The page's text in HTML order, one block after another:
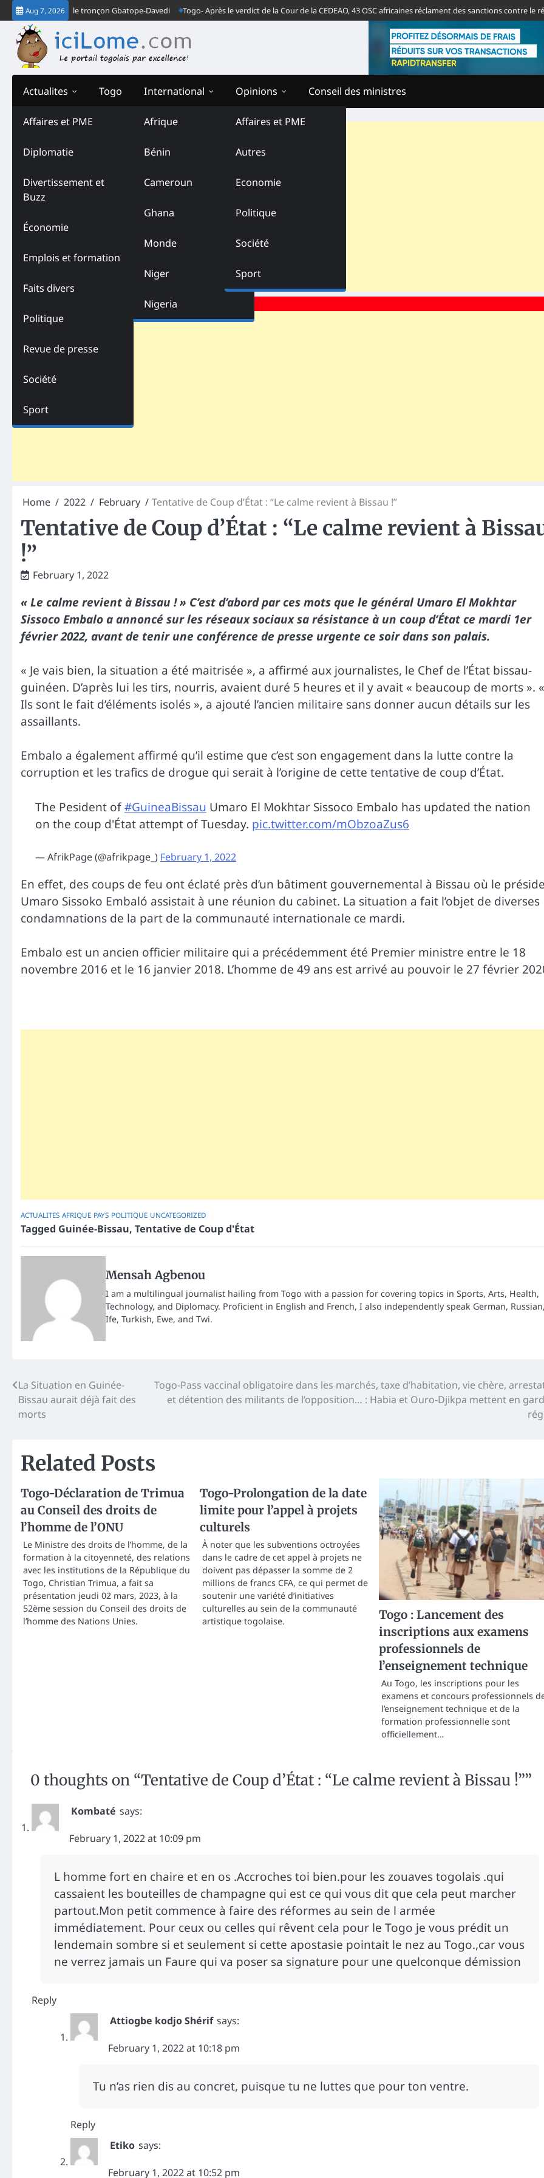
Skip
to
content
Aug 7, 2026
la loi sur le tronçon Gbatope-Davedi Togo- Après le verdict de la Cour de la CEDEAO, 43 OSC africaines réclament des sanctions contre le régime
Actualites
Affaires et PME
Diplomatie
Divertissement et
Buzz
Économie
Emplois et formation
Faits divers
Politique
Revue de presse
Société
Sport
Togo International
Afrique
Bénin
Cameroun
Ghana
Monde
Niger
Nigeria
Opinions
Affaires et PME
Autres
Economie
Politique
Société
Sport
Conseil des ministres
Home 2022 February Tentative de Coup d’État : “Le calme revient à Bissau !”
Tentative de Coup d’État : “Le calme revient à
!”
February 1, 2022
« Le calme revient à Bissau ! » C’est d’abord par ces mots que le général Umaro El Mokhtar
Sissoco Embalo a annoncé sur les réseaux sociaux sa résistance à un coup d’État ce mardi 1er
février 2022, avant de tenir une conférence de presse urgente ce soir dans son palais.
« Je vais bien, la situation a été maitrisée », a affirmé aux journalistes, le Chef de l’État bissau-
guinéen. D’après lui les tirs, nourris, avaient duré 5 heures et il y avait « beaucoup de morts ». «
Ils sont le fait d’éléments isolés », a ajouté l’ancien militaire sans donner aucun détails sur les
assaillants.
Embalo a également affirmé qu’il estime que c’est son engagement dans la lutte contre la
corruption et les trafics de drogue qui serait à l’origine de cette tentative de coup d’État.
The Pesident of#GuineaBissau Umaro El Mokhtar Sissoco Embalo has updated the nation
on the coup d'État attempt of Tuesday. pic.twitter.com/mObzoaZus6
— AfrikPage (@afrikpage_) February 1, 2022
En effet, des coups de feu ont éclaté près d’un bâtiment gouvernemental à Bissau où le
Umaro Sissoko Embaló assistait à une réunion du cabinet. La situation a fait l’objet de diverses
condamnations de la part de la communauté internationale ce mardi.
Embalo est un ancien officier militaire qui a précédemment été Premier ministre entre le 18
novembre 2016 et le 16 janvier 2018. L’homme de 49 ans est arrivé au pouvoir le 27 février
ACTUALITES AFRIQUE PAYS POLITIQUE UNCATEGORIZED
Tagged Guinée-Bissau, Tentative de Coup d'État
Mensah Agbenou
I am a multilingual journalist hailing from Togo with a passion for covering topics in Sports, Arts, Health,
Technology, and Diplomacy. Proficient in English and French, I also independently speak German,
Ife, Turkish, Ewe, and Twi.
Post
navigation
La Situation en Guinée-
Bissau aurait déjà fait des
morts
Togo-Pass vaccinal obligatoire dans les marchés, taxe d’habitation, vie chère,
et détention des militants de l’opposition… : Habia et Ouro-Djikpa mettent en
Related Posts
Togo-Déclaration de Trimua
au Conseil des droits de
l’homme de l’ONU
Le Ministre des droits de l’homme, de la
formation à la citoyenneté, des relations
avec les institutions de la République du
Togo, Christian Trimua, a fait sa
présentation jeudi 02 mars, 2023, à la
52ème session du Conseil des droits de
l’homme des Nations Unies.
Togo-Prolongation de la date
limite pour l’appel à projets
culturels
À noter que les subventions octroyées
dans le cadre de cet appel à projets ne
doivent pas dépasser la somme de 2
millions de francs CFA, ce qui permet de
soutenir une variété d’initiatives
culturelles au sein de la communauté
artistique togolaise.
Togo : Lancement des
inscriptions aux examens
professionnels de
l’enseignement technique
Au Togo, les inscriptions pour les
examens et concours professionnels
l’enseignement technique et de la
formation professionnelle sont
officiellement…
0 thoughts on “Tentative de Coup d’État : “Le calme revient à Bissau !””
Kombaté says:
February 1, 2022 at 10:09 pm
L homme fort en chaire et en os .Accroches toi bien.pour les zouaves togolais .qui
cassaient les bouteilles de champagne qui est ce qui vous dit que cela peut marcher
partout.Mon petit commence à faire des réformes au sein de l armée
immédiatement. Pour ceux ou celles qui rêvent cela pour le Togo je vous prédit un
lendemain sombre si et seulement si cette apostasie pointait le nez au Togo.,car vous
ne verrez jamais un Faure qui va poser sa signature pour une quelconque démission
Reply
Attiogbe kodjo Shérif says:
February 1, 2022 at 10:18 pm
Tu n’as rien dis au concret, puisque tu ne luttes que pour ton ventre.
Reply
Etiko says:
February 1, 2022 at 10:52 pm